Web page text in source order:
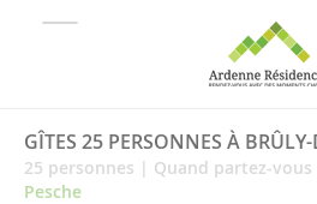
GÎTES 25 PERSONNES À BRÛLY-
25 personnes | Quand partez-vous
Pesche